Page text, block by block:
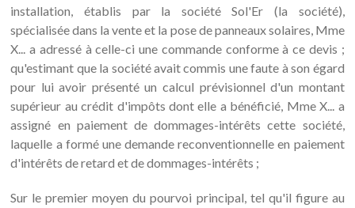
installation, établis par la société Sol'Er (la société),
spécialisée dans la vente et la pose de panneaux solaires, Mme
X... a adressé à celle-ci une commande conforme à ce devis ;
qu'estimant que la société avait commis une faute à son égard
pour lui avoir présenté un calcul prévisionnel d'un montant
supérieur au crédit d'impôts dont elle a bénéficié, Mme X... a
assigné en paiement de dommages-intérêts cette société,
laquelle a formé une demande reconventionnelle en paiement
d'intérêts de retard et de dommages-intérêts ;
Sur le premier moyen du pourvoi principal, tel qu'il figure au